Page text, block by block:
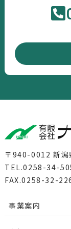
〒940-0012 新潟
TEL.0258-34-
FAX.0258-32-
事業案内